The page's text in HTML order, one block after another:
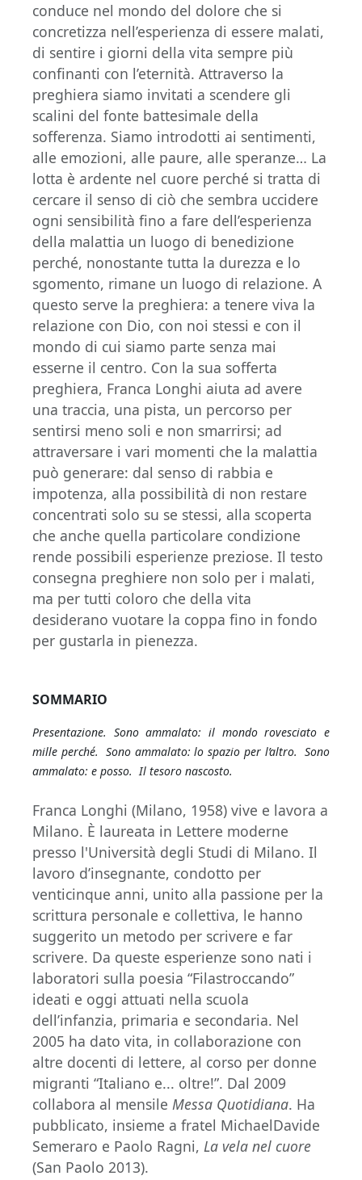
conduce nel mondo del dolore che si
concretizza nell’esperienza di essere malati,
di sentire i giorni della vita sempre più
confinanti con l’eternità. Attraverso la
preghiera siamo invitati a scendere gli
scalini del fonte battesimale della
sofferenza. Siamo introdotti ai sentimenti,
alle emozioni, alle paure, alle speranze… La
lotta è ardente nel cuore perché si tratta di
cercare il senso di ciò che sembra uccidere
ogni sensibilità fino a fare dell’esperienza
della malattia un luogo di benedizione
perché, nonostante tutta la durezza e lo
sgomento, rimane un luogo di relazione. A
questo serve la preghiera: a tenere viva la
relazione con Dio, con noi stessi e con il
mondo di cui siamo parte senza mai
esserne il centro. Con la sua sofferta
preghiera, Franca Longhi aiuta ad avere
una traccia, una pista, un percorso per
sentirsi meno soli e non smarrirsi; ad
attraversare i vari momenti che la malattia
può generare: dal senso di rabbia e
impotenza, alla possibilità di non restare
concentrati solo su se stessi, alla scoperta
che anche quella particolare condizione
rende possibili esperienze preziose. Il testo
consegna preghiere non solo per i malati,
ma per tutti coloro che della vita
desiderano vuotare la coppa fino in fondo
per gustarla in pienezza.
SOMMARIO
Presentazione. Sono ammalato: il mondo rovesciato e
mille perché. Sono ammalato: lo spazio per l’altro. Sono
ammalato: e posso. Il tesoro nascosto.
Franca Longhi (Milano, 1958) vive e lavora a
Milano. È laureata in Lettere moderne
presso l'Università degli Studi di Milano. Il
lavoro d’insegnante, condotto per
venticinque anni, unito alla passione per la
scrittura personale e collettiva, le hanno
suggerito un metodo per scrivere e far
scrivere. Da queste esperienze sono nati i
laboratori sulla poesia “Filastroccando”
ideati e oggi attuati nella scuola
dell’infanzia, primaria e secondaria. Nel
2005 ha dato vita, in collaborazione con
altre docenti di lettere, al corso per donne
migranti “Italiano e... oltre!”. Dal 2009
collabora al mensile Messa Quotidiana. Ha
pubblicato, insieme a fratel MichaelDavide
Semeraro e Paolo Ragni, La vela nel cuore
(San Paolo 2013).